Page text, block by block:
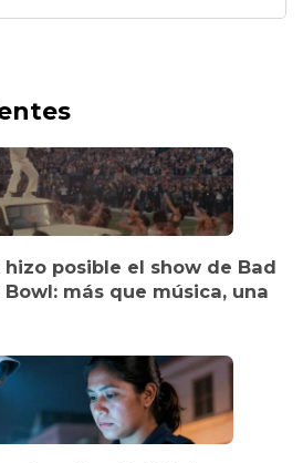
posible el show de Bad
más que música, una